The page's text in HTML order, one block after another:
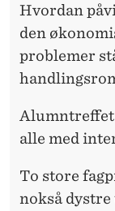
Hvordan
den
problemer
Alumntreffet
alle med
To store
nokså